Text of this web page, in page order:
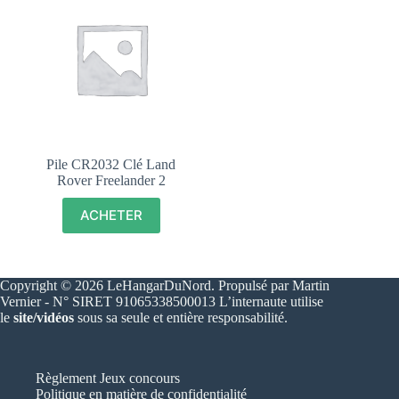
Pile CR2032 Clé Land
Rover Freelander 2
ACHETER
Copyright © 2026 LeHangarDuNord. Propulsé par Martin
Vernier - N° SIRET 91065338500013 L’internaute utilise
le site/vidéos sous sa seule et entière responsabilité.
Règlement Jeux concours
Politique en matière de confidentialité